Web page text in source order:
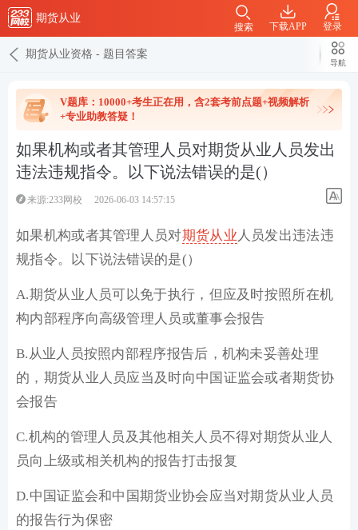
期货从业
下载APP 登录
搜索
期货从业资格 - 题目答案
导航
V题库：10000+考生正在用，含2套考前点题+视频解析
+专业助教答疑！
如果机构或者其管理人员对期货从业人员发出
违法违规指令。以下说法错误的是(）
来源:233网校 2026-06-03 14:57:15
如果机构或者其管理人员对期货从业 人员发出违法违
规指令。以下说法错误的是(）
A.期货从业人员可以免于执行，但应及时按照所在机
构内部程序向高级管理人员或董事会报告
B.从业人员按照内部程序报告后，机构未妥善处理
的，期货从业人员应当及时向中国证监会或者期货协
会报告
C.机构的管理人员及其他相关人员不得对期货从业人
员向上级或相关机构的报告打击报复
D.中国证监会和中国期货业协会应当对期货从业人员
的报告行为保密